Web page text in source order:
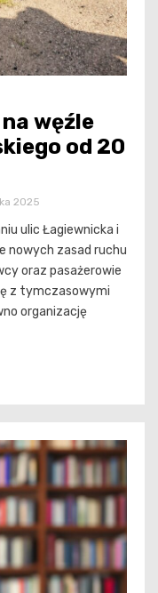
węźle
od 20
2025
ulic Łagiewnicka i
nowych zasad ruchu
oraz pasażerowie
z tymczasowymi
organizację